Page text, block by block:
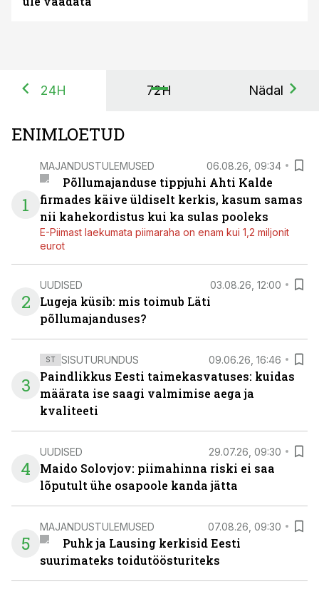
24H 72H Nädal
ENIMLOETUD
1
MAJANDUSTULEMUSED 06.08.26, 09:34
Põllumajanduse tippjuhi Ahti Kalde
firmades käive üldiselt kerkis, kasum samas
nii kahekordistus kui ka sulas pooleks
E-Piimast laekumata piimaraha on enam kui 1,2 miljonit
eurot
2
UUDISED 03.08.26, 12:00
Lugeja küsib: mis toimub Läti
põllumajanduses?
3
ST SISUTURUNDUS 09.06.26, 16:46
Paindlikkus Eesti taimekasvatuses: kuidas
määrata ise saagi valmimise aega ja
kvaliteeti
4
UUDISED 29.07.26, 09:30
Maido Solovjov: piimahinna riski ei saa
lõputult ühe osapoole kanda jätta
5
MAJANDUSTULEMUSED 07.08.26, 09:30
Puhk ja Lausing kerkisid Eesti
suurimateks toidutöösturiteks